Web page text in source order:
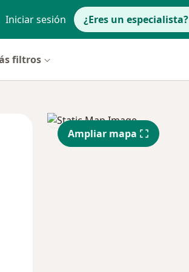
Iniciar sesión ¿Eres un especialista?
filtros
Mié
12 Ago
Jue
13 Ago
Ampliar mapa